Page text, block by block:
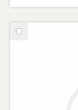
Välj